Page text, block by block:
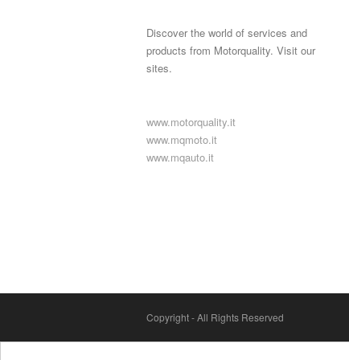
Discover the world of services and
products from Motorquality. Visit our
sites.
www.motorquality.it
www.mqmoto.it
www.mqauto.it
Copyright - All Rights Reserved